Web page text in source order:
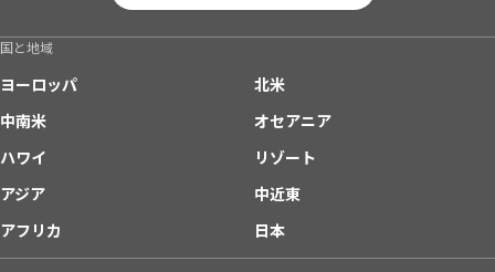
国と地域
ヨーロッパ
北米
中南米
オセアニア
ハワイ
リゾート
アジア
中近東
アフリカ
日本